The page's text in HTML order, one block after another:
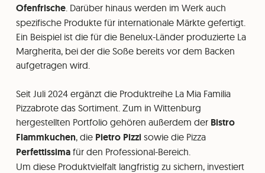
Ofenfrische. Darüber hinaus werden im Werk auch
spezifische Produkte für internationale Märkte gefertigt.
Ein Beispiel ist die für die Benelux-Länder produzierte La
Margherita, bei der die Soße bereits vor dem Backen
aufgetragen wird.
Seit Juli 2024 ergänzt die Produktreihe La Mia Familia
Pizzabrote das Sortiment. Zum in Wittenburg
hergestellten Portfolio gehören außerdem der Bistro
Flammkuchen, die Pietro Pizzi sowie die Pizza
Perfettissimafür den Professional-Bereich.
Um diese Produktvielfalt langfristig zu sichern, investiert